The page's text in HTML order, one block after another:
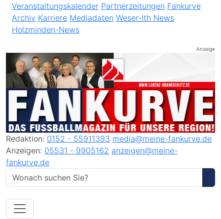
Veranstaltungskalender Partnerzeitungen Fankurve
Archiv Karriere Mediadaten Weser-Ith News
Holzminden-News
Anzeige
Redaktion: 0152 - 55911393 media@meine-fankurve.de
Anzeigen: 05531 - 9905162 anzeigen@meine-
fankurve.de